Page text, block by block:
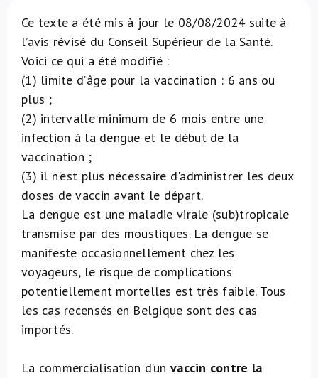
Ce texte a été mis à jour le 08/08/2024 suite à
l’avis révisé du Conseil Supérieur de la Santé.
Voici ce qui a été modifié :
(1) limite d’âge pour la vaccination : 6 ans ou
plus ;
(2) intervalle minimum de 6 mois entre une
infection à la dengue et le début de la
vaccination ;
(3) il n'est plus nécessaire d'administrer les deux
doses de vaccin avant le départ.
La dengue est une maladie virale (sub)tropicale
transmise par des moustiques. La dengue se
manifeste occasionnellement chez les
voyageurs, le risque de complications
potentiellement mortelles est très faible. Tous
les cas recensés en Belgique sont des cas
importés.
La commercialisation d’unvaccin contre la